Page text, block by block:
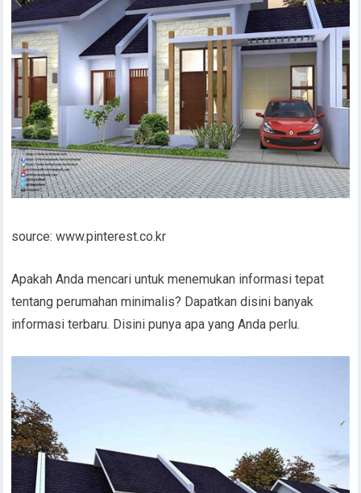
source: www.pinterest.co.kr
Apakah Anda mencari untuk menemukan informasi tepat
tentang perumahan minimalis? Dapatkan disini banyak
informasi terbaru. Disini punya apa yang Anda perlu.